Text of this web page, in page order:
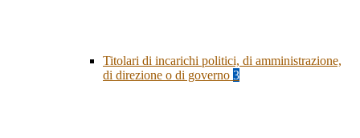
Titolari di incarichi politici, di amministrazione,
di direzione o di governo 3